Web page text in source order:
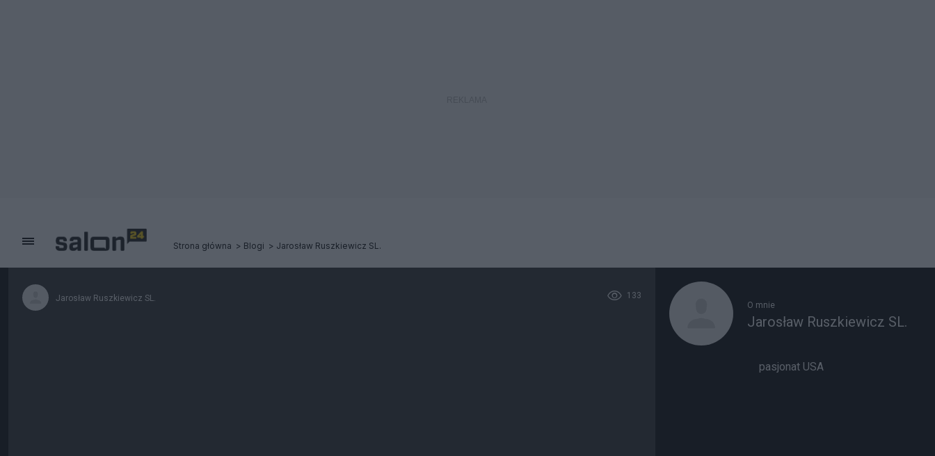
Strona główna Blogi Jarosław Ruszkiewicz SL.
Jarosław Ruszkiewicz SL. 133
O mnie
Jarosław Ruszkiewicz SL.
pasjonat USA